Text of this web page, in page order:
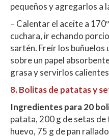
pequeños y agregarlos a
– Calentar el aceite a
cuchara, ir echando
sartén. Freír los
sobre un papel
grasa y servirlos
8. Bolitas de patatas y
Ingredientespara 20
patata, 200 g de setas
huevo, 75 g de pan